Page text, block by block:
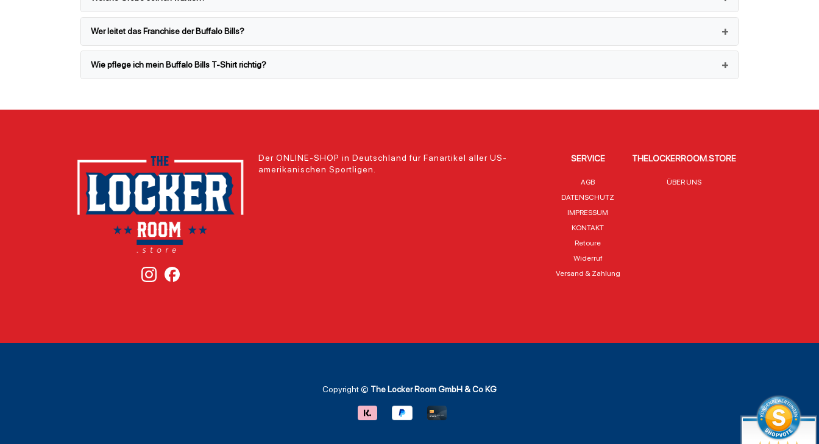
Wer leitet das Franchise der Buffalo Bills?
Wie pflege ich mein Buffalo Bills T-Shirt richtig?
Der ONLINE-SHOP in Deutschland für Fanartikel aller US-
amerikanischen Sportligen.
SERVICE
AGB
DATENSCHUTZ
IMPRESSUM
KONTAKT
Retoure
Widerruf
Versand & Zahlung
THELOCKERROOM.STORE
ÜBER UNS
Copyright © The Locker Room GmbH & Co KG